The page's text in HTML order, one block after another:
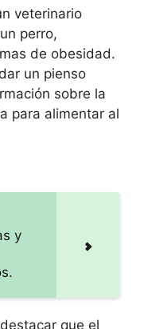
veterinario
perro,
de obesidad.
un pienso
sobre la
para alimentar al
y
que el